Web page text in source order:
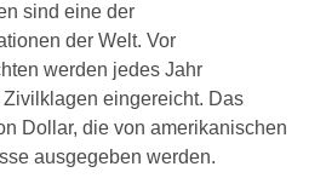
sind eine der
der Welt. Vor
werden jedes Jahr
eingereicht. Das
Dollar, die von amerikanischen
ausgegeben werden.